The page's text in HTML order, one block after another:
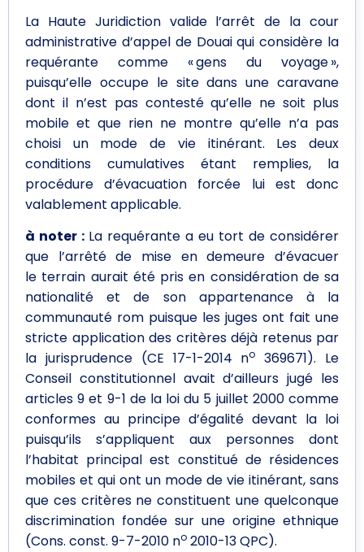
La Haute Juridiction valide l’arrêt de la cour
administrative d’appel de Douai qui considère la
requérante comme « gens du voyage »,
puisqu’elle occupe le site dans une caravane
dont il n’est pas contesté qu’elle ne soit plus
mobile et que rien ne montre qu’elle n’a pas
choisi un mode de vie itinérant. Les deux
conditions cumulatives étant remplies, la
procédure d’évacuation forcée lui est donc
valablement applicable.
à noter : La requérante a eu tort de considérer
que l’arrêté de mise en demeure d’évacuer
le terrain aurait été pris en considération de sa
nationalité et de son appartenance à la
communauté rom puisque les juges ont fait une
stricte application des critères déjà retenus par
la jurisprudence (CE 17-1-2014 no
369671). Le
Conseil constitutionnel avait d’ailleurs jugé les
articles 9 et 9-1 de la loi du 5 juillet 2000 comme
conformes au principe d’égalité devant la loi
puisqu’ils s’appliquent aux personnes dont
l’habitat principal est constitué de résidences
mobiles et qui ont un mode de vie itinérant, sans
que ces critères ne constituent une quelconque
discrimination fondée sur une origine ethnique
(Cons. const. 9-7-2010 no 2010-13 QPC).